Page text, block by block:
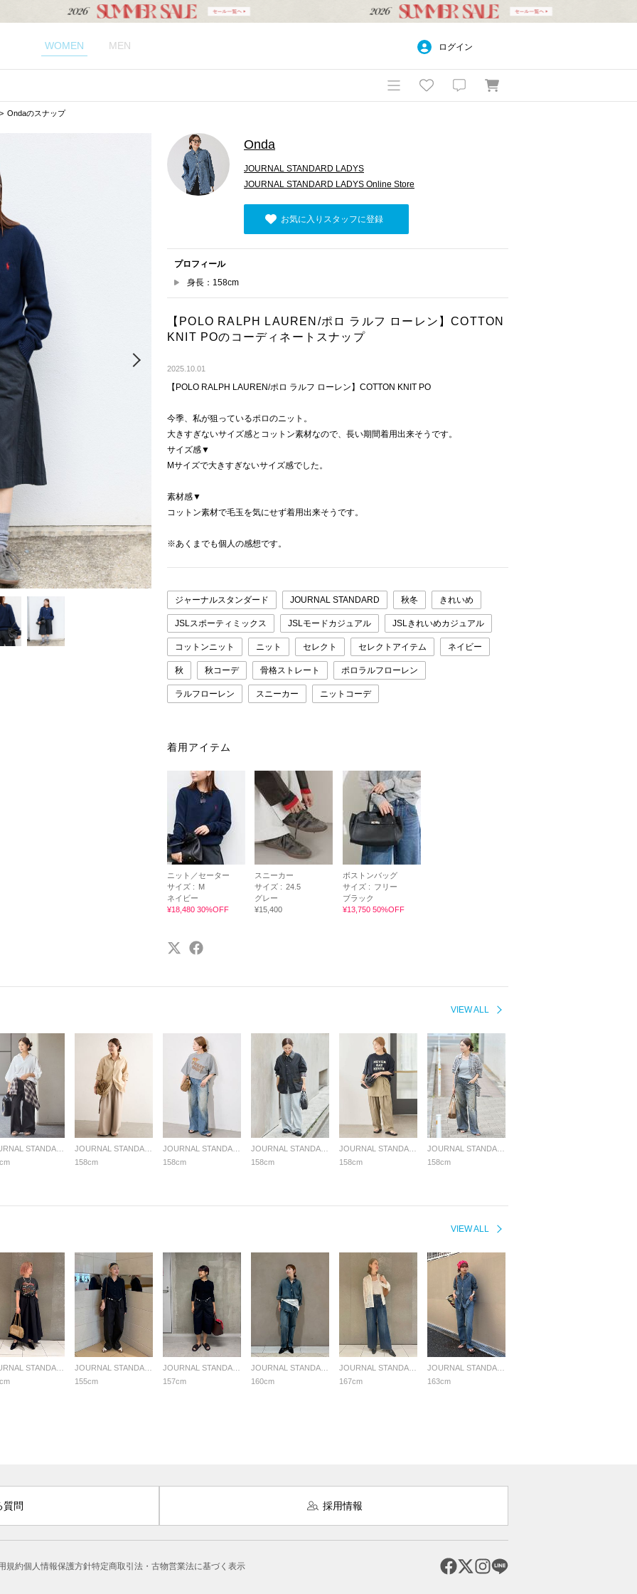
WOMEN MEN ログイン
Ondaのスナップ
Onda
JOURNAL STANDARD LADYS
JOURNAL STANDARD LADYS Online Store
お気に入りスタッフに登録
プロフィール
身長：158cm
【POLO RALPH LAUREN/ポロ ラルフ ローレン】COTTON
KNIT POのコーディネートスナップ
2025.10.01
【POLO RALPH LAUREN/ポロ ラルフ ローレン】COTTON KNIT PO
今季、私が狙っているポロのニット。
大きすぎないサイズ感とコットン素材なので、長い期間着用出来そうです。
サイズ感▼
Мサイズで大きすぎないサイズ感でした。
素材感▼
コットン素材で毛玉を気にせず着用出来そうです。
※あくまでも個人の感想です。
ジャーナルスタンダード JOURNAL STANDARD 秋冬 きれいめ
JSLスポーティミックス JSLモードカジュアル JSLきれいめカジュアル
コットンニット ニット セレクト セレクトアイテム ネイビー
秋 秋コーデ 骨格ストレート ポロラルフローレン
ラルフローレン スニーカー ニットコーデ
着用アイテム
ニット／セーター
サイズ : M
ネイビー
¥18,480 30%OFF
スニーカー
サイズ : 24.5
グレー
¥15,400
ボストンバッグ
サイズ : フリー
ブラック
¥13,750 50%OFF
VIEW ALL
158cm
158cm
158cm
158cm
158cm
VIEW ALL
155cm
157cm
160cm
167cm
163cm
質問 採用情報
規約個人情報保護方針特定商取引法・古物営業法に基づく表示